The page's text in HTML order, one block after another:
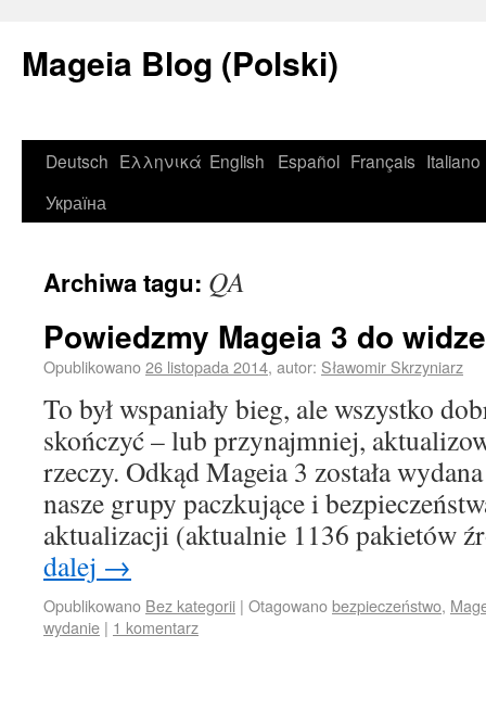
Mageia Blog (Polski)
Deutsch Ελληνικά English Español Français Italiano
Україна
Archiwa tagu: QA
Powiedzmy Mageia 3 do
Opublikowano26 listopada 2014, autor: Sławomir Skrzyniarz
To był wspaniały bieg, ale wszystko
skończyć – lub przynajmniej,
rzeczy. Odkąd Mageia 3 została
nasze grupy paczkujące i
aktualizacji (aktualnie 1136 pakietów
dalej →
Opublikowano Bez kategorii | Otagowanobezpieczeństwo,
wydanie | 1 komentarz